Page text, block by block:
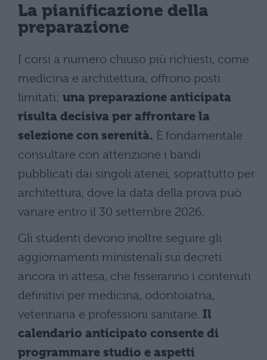
La pianificazione della
preparazione
I corsi a numero chiuso più richiesti, come
medicina e architettura, offrono posti
limitati: una preparazione anticipata
risulta decisiva per affrontare la
selezione con serenità. È fondamentale
consultare con attenzione i bandi
pubblicati dai singoli atenei, soprattutto per
architettura, dove la data della prova può
variare entro il 30 settembre 2026.
Gli studenti devono inoltre seguire gli
aggiornamenti ministeriali sui decreti
ancora in attesa, che fisseranno i contenuti
definitivi per medicina, odontoiatria,
veterinaria e professioni sanitarie. Il
calendario anticipato consente di
programmare studio e aspetti